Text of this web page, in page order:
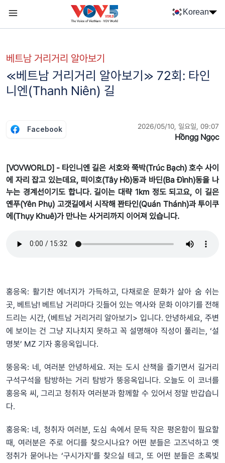
Korean
베트남 거리거리 알아보기
≪베트남 거리거리 알아보기≫ 72회: 타인
니엔(Thanh Niên) 길
Facebook 2026/05/10, 일요일, 09:07
Hồngg Ngọc
[VOVWORLD] - 타인니엔 길은 서호와 쭉박(Trúc Bạch) 호수 사이
에 자리 잡고 있는데요, 떠이호(Tây Hồ)동과 바딘(Ba Đình)동을 나
누는 경계선이기도 합니다. 길이는 대략 1km 정도 되고요, 이 길은
옌푸(Yên Phụ) 고갯길에서 시작해 꽌타인(Quán Thánh)과 투이쿠
에(Thụy Khuê)가 만나는 사거리까지 이어져 있습니다.
홍응옥: 활기찬 에너지가 가득하고, 다채로운 문화가 살아 숨 쉬는
곳, 베트남! 베트남 거리마다 깃들어 있는 역사와 문화 이야기를 전해
드리는 시간, 〈베트남 거리거리 알아보기> 입니다. 안녕하세요, 주변
에 보이는 건 그냥 지나치지 못하고 꼭 설명해야 직성이 풀리는, ‘설
명봇’ MZ 기자 홍응옥입니다.
뚱응옥: 네, 여러분 안녕하세요. 저는 도시 산책을 즐기면서 길거리
구석구석을 탐방하는 거리 탐방가 뚱응옥입니다. 오늘도 이 코너를
홍응옥 씨, 그리고 청취자 여러분과 함께할 수 있어서 정말 반갑습니
다.
홍응옥: 네, 청취자 여러분, 도심 속에서 문득 작은 평온함이 필요할
때, 여러분은 주로 어디를 찾으시나요? 어떤 분들은 고즈넉하고 옛
정취가 묻어나는 ‘구시가지’를 찾으실 테고, 또 어떤 분들은 초록빛